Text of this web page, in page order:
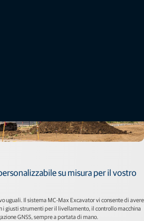
su misura per il vostro
uguali. Il sistema MC-Max Excavator vi consente di avere
i giusti strumenti per il livellamento, il controllo macchina
GNSS, sempre a portata di mano.